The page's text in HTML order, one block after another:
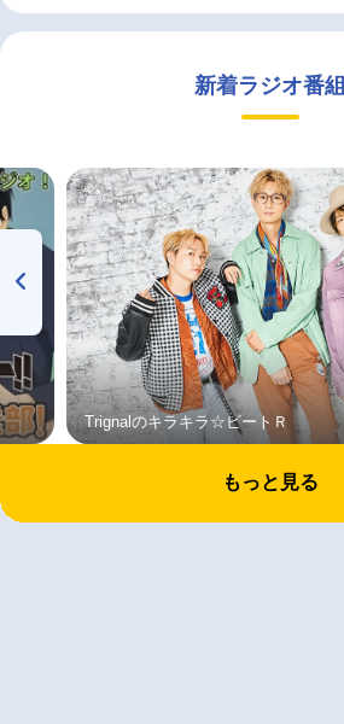
新着ラジオ番組
Trignalのキラキラ☆ビートＲ
もっと見る